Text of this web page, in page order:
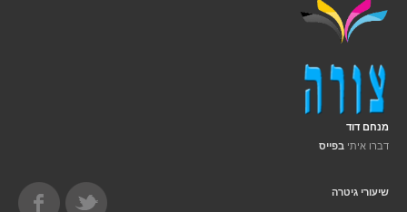
מנחם דוד
דברו איתי בפייס
שיעורי גיטרה